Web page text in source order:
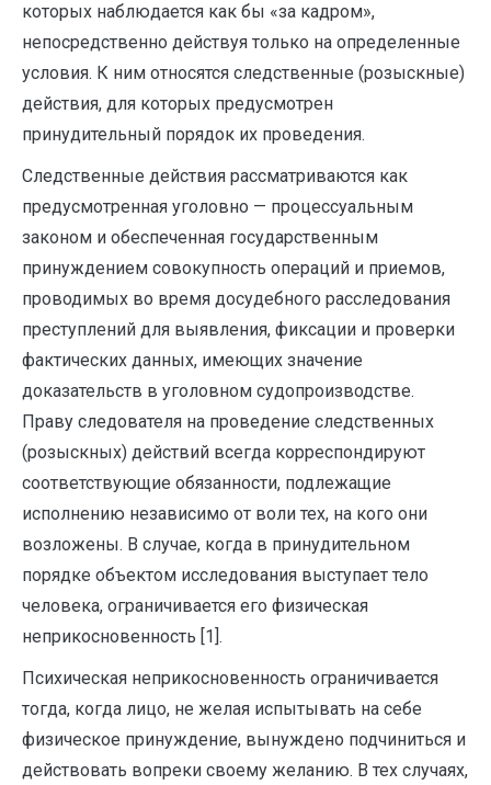
которых наблюдается как бы «за кадром»,
непосредственно действуя только на определенные
условия. К ним относятся следственные (розыскные)
действия, для которых предусмотрен
принудительный порядок их проведения.
Следственные действия рассматриваются как
предусмотренная уголовно — процессуальным
законом и обеспеченная государственным
принуждением совокупность операций и приемов,
проводимых во время досудебного расследования
преступлений для выявления, фиксации и проверки
фактических данных, имеющих значение
доказательств в уголовном судопроизводстве.
Праву следователя на проведение следственных
(розыскных) действий всегда корреспондируют
соответствующие обязанности, подлежащие
исполнению независимо от воли тех, на кого они
возложены. В случае, когда в принудительном
порядке объектом исследования выступает тело
человека, ограничивается его физическая
неприкосновенность [1].
Психическая неприкосновенность ограничивается
тогда, когда лицо, не желая испытывать на себе
физическое принуждение, вынуждено подчиниться и
действовать вопреки своему желанию. В тех случаях,